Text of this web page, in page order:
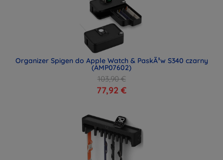
Organizer Spigen do Apple Watch & PaskÃ³w S340 czarny
(AMP07602)
103,90 €
77,92 €